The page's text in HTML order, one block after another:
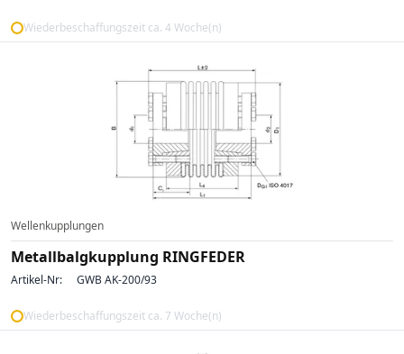
Wiederbeschaffungszeit ca. 4 Woche(n)
Wellenkupplungen
Metallbalgkupplung RINGFEDER
Artikel-Nr: GWB AK-200/93
Wiederbeschaffungszeit ca. 7 Woche(n)